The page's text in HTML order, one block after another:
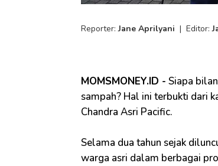
Reporter:Jane Aprilyani | Editor:
MOMSMONEY.ID - Siapa
sampah? Hal ini terbukti dari
Chandra Asri Pacific.
Selama dua tahun sejak
warga asri dalam berbagai